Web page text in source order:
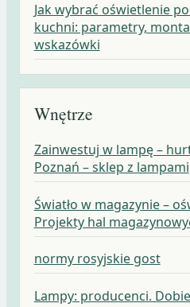
Jak wybrać oświetlenie
kuchni: parametry,
wskazówki
Wnętrze
Zainwestuj w lampę –
Poznań – sklep z lampami
Światło w magazynie –
Projekty hal
normy rosyjskie gost
Lampy: producenci.